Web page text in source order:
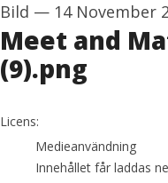
Bild — 14 November
Meet and
(9).png
go to media item
Licens:
Medieanvändning
Innehållet får laddas